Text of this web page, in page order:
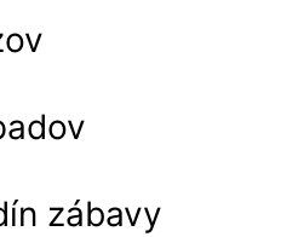
zábavy